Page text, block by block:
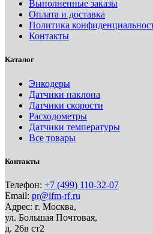
Выполненные заказы
Оплата и доставка
Политика
Контакты
Каталог
Энкодеры
Датчики наклона
Датчики скорости
Расходометры
Датчики температуры
Все товары
Контакты
Телефон: +7 (499) 110-32-07
Email: pr@ifm-rf.ru
Адрес: г. Москва,
ул. Большая Почтовая,
д. 26в ст2